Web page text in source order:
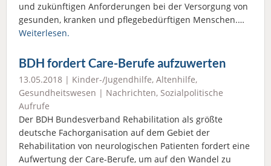
und zukünftigen Anforderungen bei der Versorgung von
gesunden, kranken und pflegebedürftigen Menschen.…
Weiterlesen.
BDH fordert Care-Berufe aufzuwerten
13.05.2018 | Kinder-/Jugendhilfe, Altenhilfe,
Gesundheitswesen | Nachrichten, Sozialpolitische
Aufrufe
Der BDH Bundesverband Rehabilitation als größte
deutsche Fachorganisation auf dem Gebiet der
Rehabilitation von neurologischen Patienten fordert eine
Aufwertung der Care-Berufe, um auf den Wandel zu